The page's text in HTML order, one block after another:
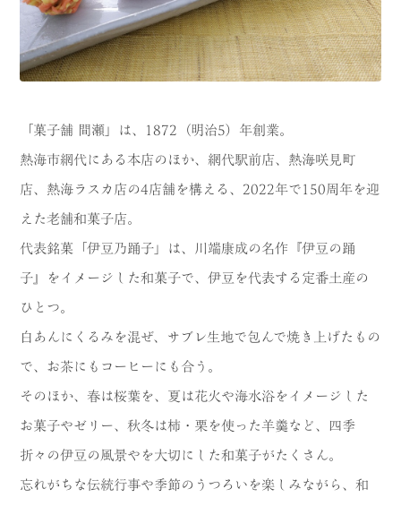
「菓子舗 間瀬」は、1872（明治5）年創業。
熱海市網代にある本店のほか、網代駅前店、熱海咲見町
店、熱海ラスカ店の4店舗を構える、2022年で150周年を迎
えた老舗和菓子店。
代表銘菓「伊豆乃踊子」は、川端康成の名作『伊豆の踊
子』をイメージした和菓子で、伊豆を代表する定番土産の
ひとつ。
白あんにくるみを混ぜ、サブレ生地で包んで焼き上げたもの
で、お茶にもコーヒーにも合う。
そのほか、春は桜葉を、夏は花火や海水浴をイメージした
お菓子やゼリー、秋冬は柿・栗を使った羊羹など、四季
折々の伊豆の風景やを大切にした和菓子がたくさん。
忘れがちな伝統行事や季節のうつろいを楽しみながら、和